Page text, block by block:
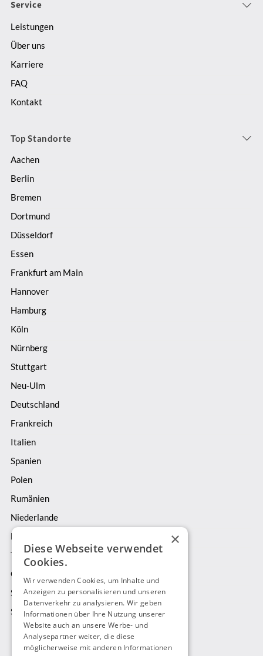
Service
Leistungen
Über uns
Karriere
FAQ
Kontakt
Top Standorte
Aachen
Berlin
Bremen
Dortmund
Düsseldorf
Essen
Frankfurt am Main
Hannover
Hamburg
Köln
Nürnberg
Stuttgart
Neu-Ulm
Deutschland
Frankreich
Italien
Spanien
Polen
Rumänien
Niederlande
Belgien
Tschechien
Österreich
Schweiz
Schweden
Zahlungsarten
×
Diese Webseite verwendet
Cookies.
Wir verwenden Cookies, um Inhalte und
Anzeigen zu personalisieren und unseren
Datenverkehr zu analysieren. Wir geben
Informationen über Ihre Nutzung unserer
Website auch an unsere Werbe- und
Analysepartner weiter, die diese
möglicherweise mit anderen Informationen